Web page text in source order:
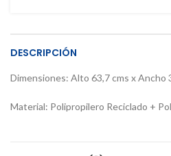
DESCRIPCIÓN
Dimensiones: Alto 63,7 cms x Ancho
Material: Polipropilero Reciclado +